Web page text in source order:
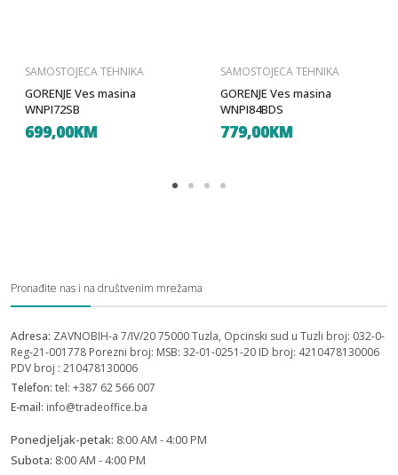
SAMOSTOJECA TEHNIKA
GORENJE Ves masina
WNPI72SB
699,00KM
SAMOSTOJECA TEHNIKA
GORENJE Ves masina
WNPI84BDS
779,00KM
Pronađite nas i na društvenim mrežama
Adresa: ZAVNOBIH-a 7/IV/20 75000 Tuzla, Opcinski sud u Tuzli broj: 032-0-
Reg-21-001778 Porezni broj: MSB: 32-01-0251-20 ID broj: 4210478130006
PDV broj : 210478130006
Telefon: tel: +387 62 566 007
E-mail: info@tradeoffice.ba
Ponedjeljak-petak: 8:00 AM - 4:00 PM
Subota: 8:00 AM - 4:00 PM